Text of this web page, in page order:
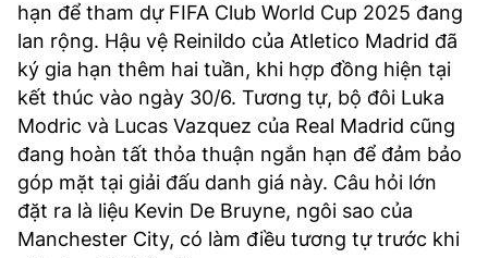
hạn để tham dự FIFA Club World Cup 2025 đang
lan rộng. Hậu vệ Reinildo của Atletico Madrid đã
ký gia hạn thêm hai tuần, khi hợp đồng hiện tại
kết thúc vào ngày 30/6. Tương tự, bộ đôi Luka
Modric và Lucas Vazquez của Real Madrid cũng
đang hoàn tất thỏa thuận ngắn hạn để đảm bảo
góp mặt tại giải đấu danh giá này. Câu hỏi lớn
đặt ra là liệu Kevin De Bruyne, ngôi sao của
Manchester City, có làm điều tương tự trước khi